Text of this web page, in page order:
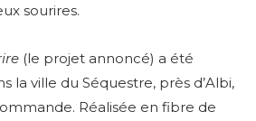
sourires.
(le projet annoncé) a été
la ville du Séquestre, près d’Albi,
Réalisée en fibre de